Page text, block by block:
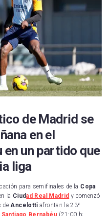
de Madrid se
en el
en un partido que
liga
para semifinales de la Copa
la Ciudad Real Madrid y comenzó
deAncelottiafrontan la 23ª
Santiago Bernabéu(21:00 h;